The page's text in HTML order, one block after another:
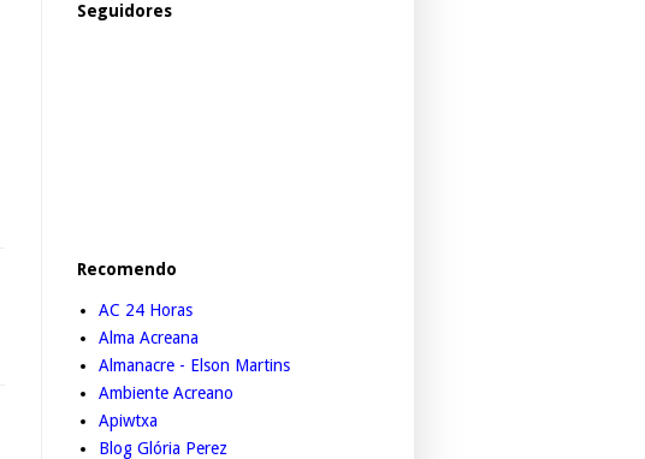
Seguidores
Recomendo
AC 24 Horas
Alma Acreana
Almanacre - Elson Martins
Ambiente Acreano
Apiwtxa
Blog Glória Perez